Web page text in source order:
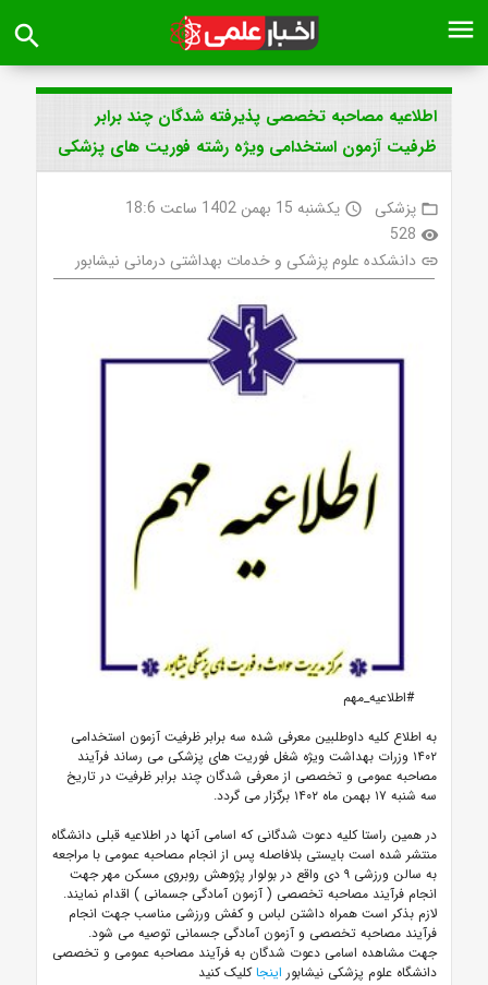
menu
search
اطلاعیه مصاحبه تخصصی پذیرفته شدگان چند برابر
ظرفیت آزمون استخدامی ویژه رشته فوریت های پزشکی
folder_open پزشکی access_time یکشنبه 15 بهمن 1402 ساعت 18:6
visibility
528
link دانشکده علوم پزشکی و خدمات بهداشتی درمانی نیشابور
#اطلاعیه_مهم
به اطلاع کلیه داوطلبین معرفی شده سه برابر ظرفیت آزمون استخدامی
۱۴۰۲ وزرات بهداشت ویژه شغل فوریت های پزشکی می رساند فرآیند
مصاحبه عمومی و تخصصی از معرفی شدگان چند برابر ظرفیت در تاریخ
سه شنبه ۱۷ بهمن ماه ۱۴۰۲ برگزار می گردد.
در همین راستا کلیه دعوت شدگانی که اسامی آنها در اطلاعیه قبلی دانشگاه
منتشر شده است بایستی بلافاصله پس از انجام مصاحبه عمومی با مراجعه
به سالن ورزشی ۹ دی واقع در بولوار پژوهش روبروی مسکن مهر جهت
انجام فرآیند مصاحبه تخصصی ( آزمون آمادگی جسمانی ) اقدام نمایند.
لازم بذکر است همراه داشتن لباس و کفش ورزشی مناسب جهت انجام
فرآیند مصاحبه تخصصی و آزمون آمادگی جسمانی توصیه می شود.
جهت مشاهده اسامی دعوت شدگان به فرآیند مصاحبه عمومی و تخصصی
دانشگاه علوم پزشکی نیشابور اینجاکلیک کنید